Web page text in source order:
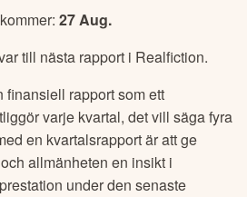
27 Aug.
till nästa rapport i Realfiction.
finansiell rapport som ett
varje kvartal, det vill säga fyra
en kvartalsrapport är att ge
allmänheten en insikt i
under den senaste